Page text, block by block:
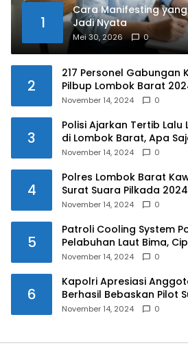
1
Cara Manifesting
Jadi Nyata
Mei 30, 2026 0
2
217 Personel Gabungan
Pilbup Lombok Barat
November 14, 2024 0
3
Polisi Ajarkan Tertib Lalu
di Lombok Barat, Apa
November 14, 2024 0
4
Polres Lombok Barat
Surat Suara Pilkada 2024
November 14, 2024 0
5
Patroli Cooling System
Pelabuhan Laut Bima,
Serentak 2024 yang
November 14, 2024 0
6
Kapolri Apresiasi
Berhasil Bebaskan Pilot
Penyanderaan KKB
November 14, 2024 0